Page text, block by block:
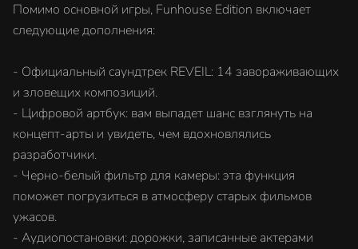
Помимо основной игры, Funhouse Edition включает
следующие дополнения:
- Официальный саундтрек REVEIL: 14 завораживающих
и зловещих композиций.
- Цифровой артбук: вам выпадет шанс взглянуть на
концепт-арты и увидеть, чем вдохновлялись
разработчики.
- Черно-белый фильтр для камеры: эта функция
поможет погрузиться в атмосферу старых фильмов
ужасов.
- Аудиопостановки: дорожки, записанные актерами